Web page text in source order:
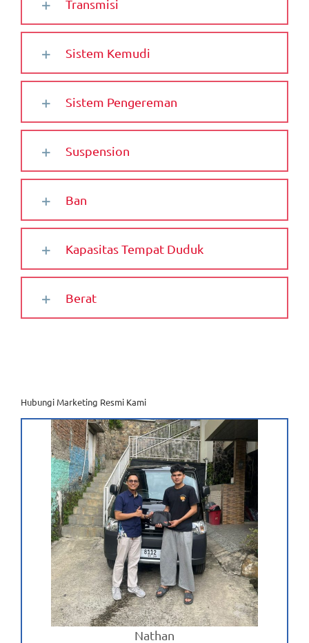
Transmisi
Sistem Kemudi
Sistem Pengereman
Suspension
Ban
Kapasitas Tempat Duduk
Berat
Hubungi Marketing Resmi Kami
Nathan